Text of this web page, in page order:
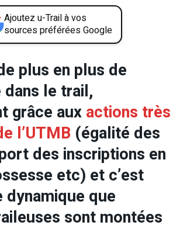
Ajoutez u-Trail à vos
sources préférées Google
plus en plus de
le trail,
grâce aux actions très
l’UTMB (égalité des
des inscriptions en
etc) et c’est
que
sont montées